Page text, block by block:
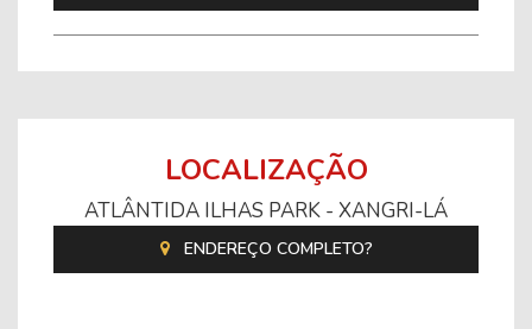
LOCALIZAÇÃO
ATLÂNTIDA ILHAS PARK - XANGRI-LÁ
ENDEREÇO COMPLETO?